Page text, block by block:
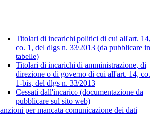
Titolari di incarichi politici di cui all'art. 14,
co. 1, del dlgs n. 33/2013 (da pubblicare in
tabelle)
Titolari di incarichi di amministrazione, di
direzione o di governo di cui all'art. 14, co.
1-bis, del dlgs n. 33/2013
Cessati dall'incarico (documentazione da
pubblicare sul sito web)
per mancata comunicazione dei dati